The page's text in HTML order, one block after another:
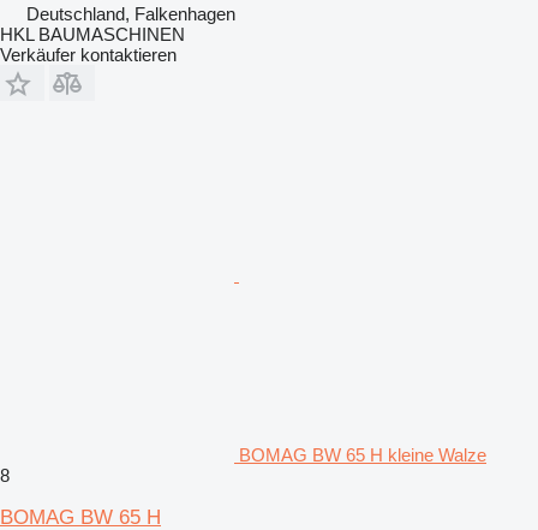
Deutschland, Falkenhagen
HKL BAUMASCHINEN
Verkäufer kontaktieren
BOMAG BW 65 H kleine Walze
8
BOMAG BW 65 H